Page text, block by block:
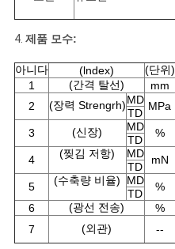
보
보
호
책
4. 제품 모수:
아니다 (lndex) (단위)
1
(간격 탈선) mm
2
(장력 Strengrh)MD MPa
TD
3
(신장) MD %
TD
4
(찢김 저항) MD mN
TD
5
(수축량 비율) MD %
TD
6
(광선 전송) %
7
(외관) --